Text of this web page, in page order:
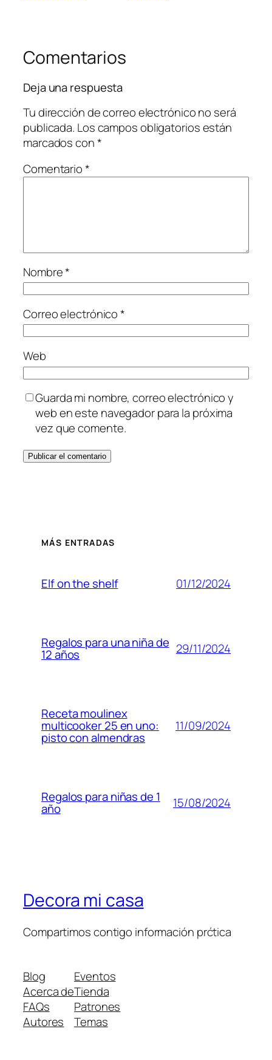
Comentarios
Deja una respuesta
Tu dirección de correo electrónico no será
publicada. Los campos obligatorios están
marcados con*
Comentario*
Nombre*
Correo electrónico*
Web
Guarda mi nombre, correo electrónico y
web en este navegador para la próxima
vez que comente.
MÁS ENTRADAS
Elf on the shelf 01/12/2024
Regalos para una niña de
12 años 29/11/2024
Receta moulinex
multicooker 25 en uno:
pisto con almendras
11/09/2024
Regalos para niñas de 1
año 15/08/2024
Decora mi casa
Compartimos contigo información prćtica
Blog
Acerca de
FAQs
Autores
Eventos
Tienda
Patrones
Temas